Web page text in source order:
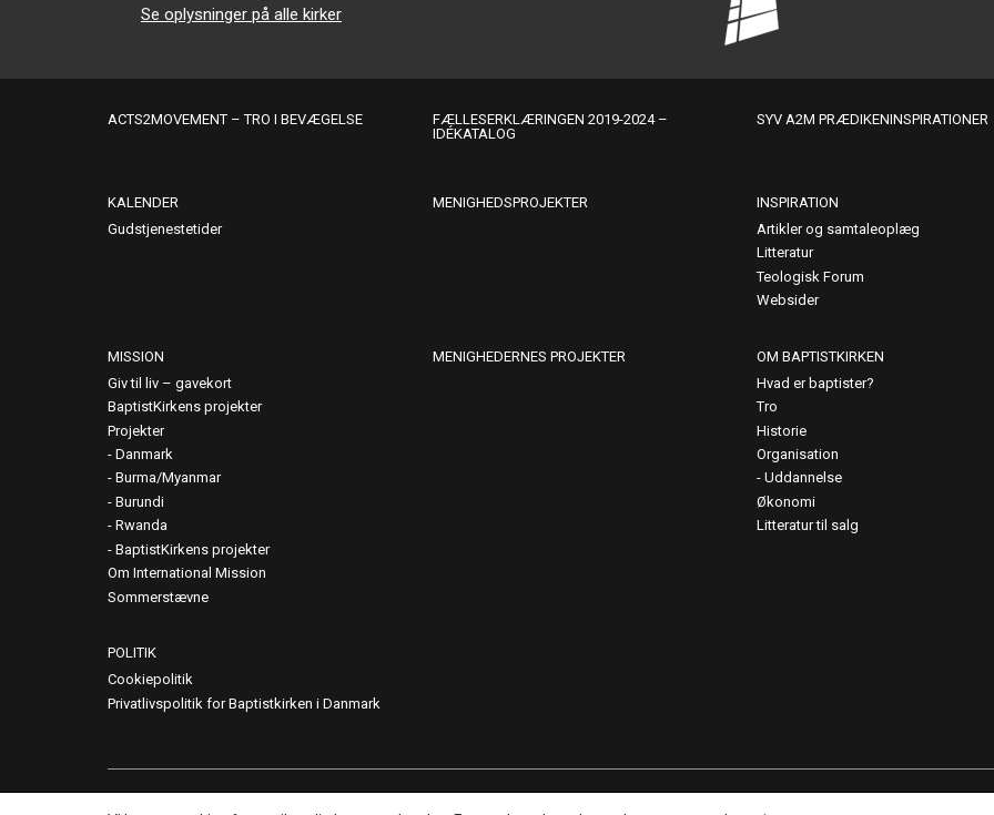
Se oplysninger på alle kirker
ACTS2MOVEMENT – TRO I BEVÆGELSE
FÆLLESERKLÆRINGEN 2019-2024 –
IDÉKATALOG
SYV A2M PRÆDIKENINSPIRATIONER
KALENDER
Gudstjenestetider
MENIGHEDSPROJEKTER
INSPIRATION
Artikler og samtaleoplæg
Litteratur
Teologisk Forum
Websider
MISSION
Giv til liv – gavekort
BaptistKirkens projekter
Projekter
Danmark
Burma/Myanmar
Burundi
Rwanda
BaptistKirkens projekter
Om International Mission
Sommerstævne
MENIGHEDERNES PROJEKTER
OM BAPTISTKIRKEN
Hvad er baptister?
Tro
Historie
Organisation
Uddannelse
Økonomi
Litteratur til salg
POLITIK
Cookiepolitik
Privatlivspolitik for Baptistkirken i Danmark